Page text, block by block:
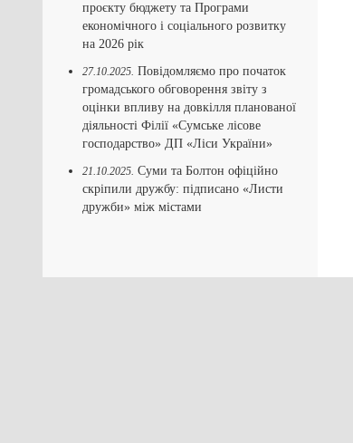
проєкту бюджету та Програми
економічного і соціального розвитку
на 2026 рік
27.10.2025. Повідомляємо про початок
громадського обговорення звіту з
оцінки впливу на довкілля планованої
діяльності Філії «Сумське лісове
господарство» ДП «Ліси України»
21.10.2025. Суми та Болтон офіційно
скріпили дружбу: підписано «Листи
дружби» між містами